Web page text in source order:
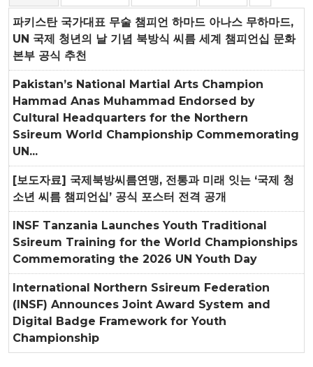
파키스탄 국가대표 무술 챔피언 하마드 아나스 무하마드,
UN 국제 청년의 날 기념 북방식 씨름 세계 챔피언십 문화
본부 공식 추천
Pakistan’s National Martial Arts Champion
Hammad Anas Muhammad Endorsed by
Cultural Headquarters for the Northern
Ssireum World Championship Commemorating
UN...
[보도자료] 국제북방씨름연맹, 전통과 미래 잇는 ‘국제 청
소년 씨름 챔피언십’ 공식 포스터 전격 공개
INSF Tanzania Launches Youth Traditional
Ssireum Training for the World Championships
Commemorating the 2026 UN Youth Day
International Northern Ssireum Federation
(INSF) Announces Joint Award System and
Digital Badge Framework for Youth
Championship